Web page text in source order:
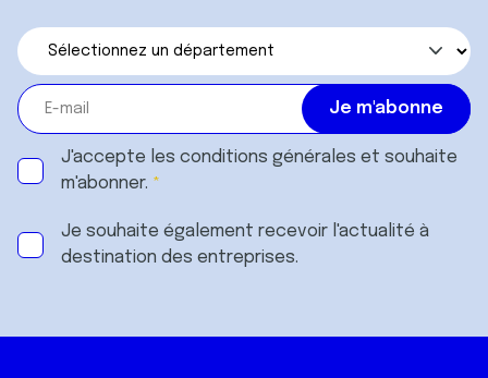
J'accepte les conditions générales et souhaite
m'abonner.
Je souhaite également recevoir l'actualité à
destination des entreprises.